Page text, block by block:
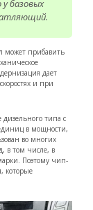
базовых
может прибавить
дает
и при
дизельного типа с
в мощности,
во многих
в том числе, в
Поэтому чип-
которые